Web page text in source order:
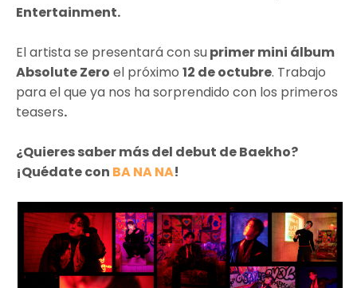
Entertainment.
El artista se presentará con suprimer mini álbum
Absolute Zero el próximo 12 de octubre. Trabajo
para el que ya nos ha sorprendido con los primeros
teasers.
¿Quieres saber más del debut de Baekho?
¡Quédate con BA NA NA!